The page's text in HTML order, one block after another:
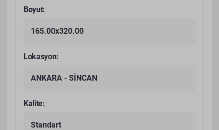
Boyut:
165.00x320.00
Lokasyon:
ANKARA - SİNCAN
Kalite:
Standart